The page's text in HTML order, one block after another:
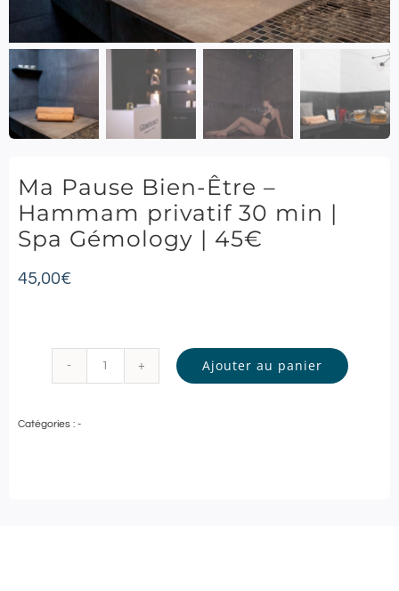
Ma Pause Bien-Être –
Hammam privatif 30 min |
Spa Gémology | 45€
45,00€
Ajouter au panier
Catégories : -